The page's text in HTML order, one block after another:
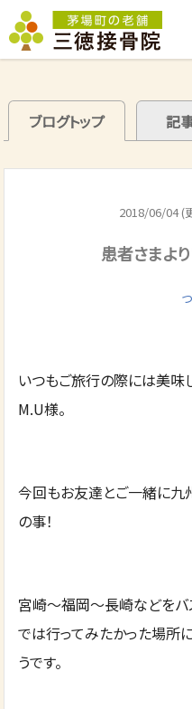
ブログトップ 記
2018/06/04 (
患者さまよ
いつもご旅行の際には美味
M.U様。
今回もお友達とご一緒に九
の事！
宮崎～福岡～長崎などを
では行ってみたかった場所
うです。